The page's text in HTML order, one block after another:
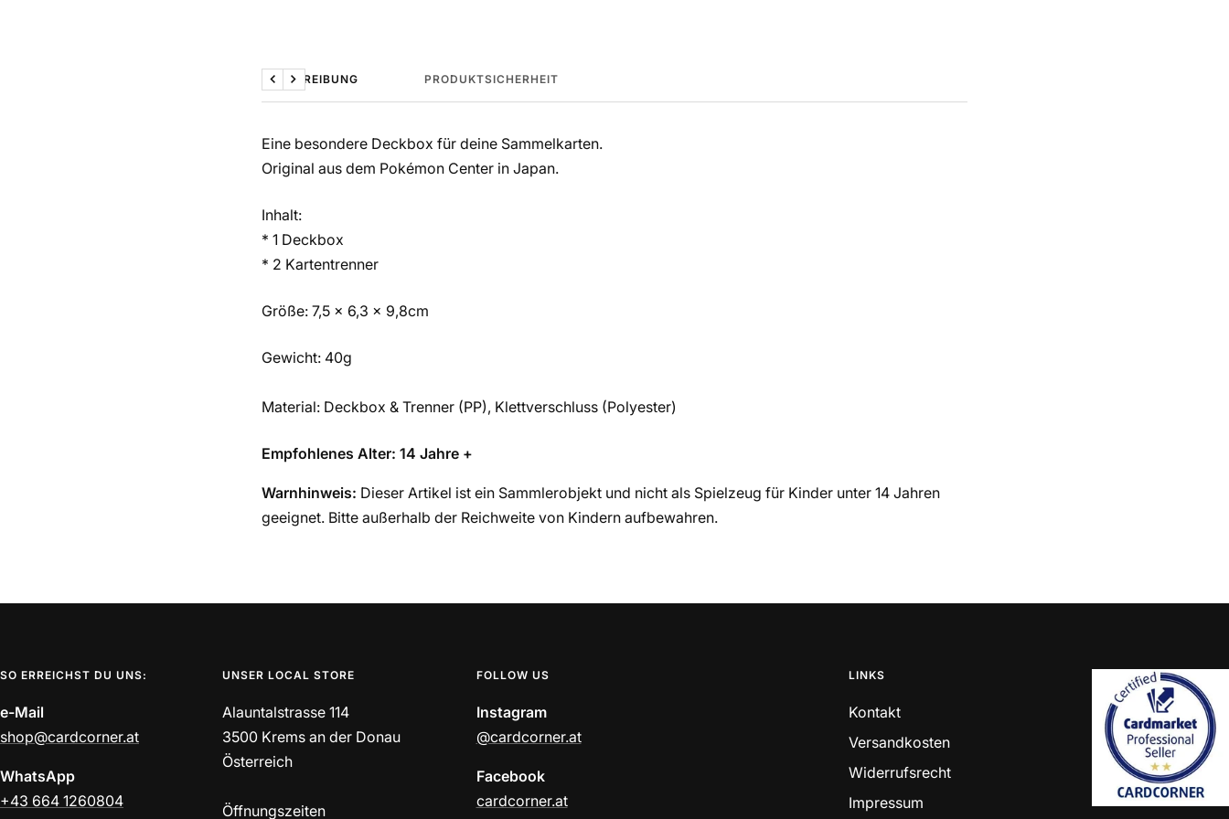
BESCHREIBUNG PRODUKTSICHERHEIT
ZurückWeiter
Eine besondere Deckbox für deine Sammelkarten.
Original aus dem Pokémon Center in Japan.
Inhalt:
* 1 Deckbox
* 2 Kartentrenner
Größe: 7,5 x 6,3 x 9,8cm
Gewicht: 40g
Material: Deckbox & Trenner (PP), Klettverschluss (Polyester)
Empfohlenes Alter: 14 Jahre +
Warnhinweis: Dieser Artikel ist ein Sammlerobjekt und nicht als Spielzeug für Kinder unter 14 Jahren
geeignet. Bitte außerhalb der Reichweite von Kindern aufbewahren.
SO ERREICHST DU UNS:
e-Mail
shop@cardcorner.at
WhatsApp
+43 664 1260804
UNSER LOCAL STORE
Alauntalstrasse 114
3500 Krems an der Donau
Österreich
Öffnungszeiten
FOLLOW US
Instagram
@cardcorner.at
Facebook
cardcorner.at
LINKS
Kontakt
Versandkosten
Widerrufsrecht
Impressum